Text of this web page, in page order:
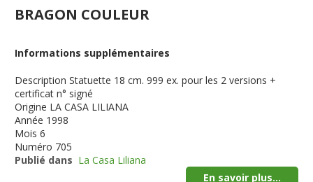
BRAGON COULEUR
Informations supplémentaires
Description Statuette 18 cm. 999 ex. pour les 2 versions +
certificat n° signé
Origine LA CASA LILIANA
Année 1998
Mois 6
Numéro 705
Publié dans La Casa Liliana
En savoir plus...